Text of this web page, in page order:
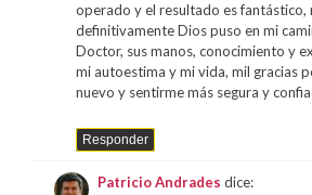
operado y el resultado es fantástico,
definitivamente Dios puso en mi
Doctor, sus manos, conocimiento y
mi autoestima y mi vida, mil gracias
nuevo y sentirme más segura y
Responder
Patricio Andrades dice: